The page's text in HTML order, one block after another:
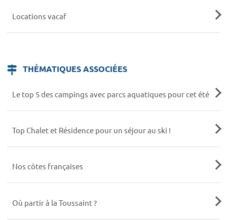
Locations vacaf
THÉMATIQUES ASSOCIÉES
Le top 5 des campings avec parcs aquatiques pour cet été
Top Chalet et Résidence pour un séjour au ski !
Nos côtes françaises
Où partir à la Toussaint ?